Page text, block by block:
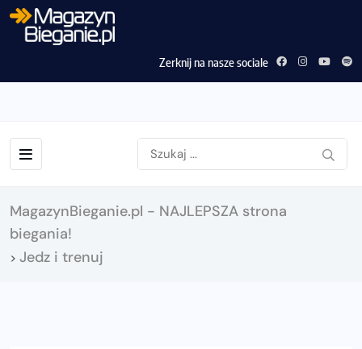
Zerknij na nasze sociale
MagazynBieganie.pl - NAJLEPSZA strona
biegania!
> Jedz i trenuj